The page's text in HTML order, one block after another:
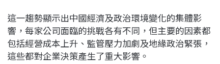
這一趨勢顯示出中國經濟及政治環境變化的集體影
響，每家公司面臨的挑戰各有不同，但主要的因素都
包括經營成本上升、監管壓力加劇及地緣政治緊張，
這些都對企業決策產生了重大影響。